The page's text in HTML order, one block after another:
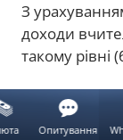
З
доходи
такому рівні
Реклама
Опитування